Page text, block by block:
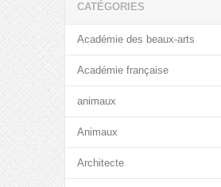
CATÉGORIES
Académie des beaux-arts
Académie française
animaux
Animaux
Architecte